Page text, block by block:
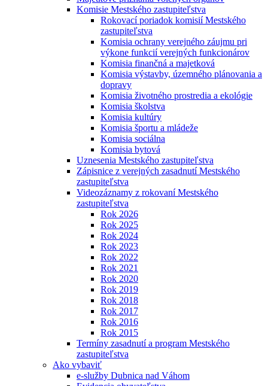
Komisie Mestského zastupiteľstva
Rokovací poriadok komisií Mestského
zastupiteľstva
Komisia ochrany verejného záujmu pri
výkone funkcií verejných funkcionárov
Komisia finančná a majetková
Komisia výstavby, územného plánovania a
dopravy
Komisia životného prostredia a ekológie
Komisia školstva
Komisia kultúry
Komisia športu a mládeže
Komisia sociálna
Komisia bytová
Uznesenia Mestského zastupiteľstva
Zápisnice z verejných zasadnutí Mestského
zastupiteľstva
Videozáznamy z rokovaní Mestského
zastupiteľstva
Rok 2026
Rok 2025
Rok 2024
Rok 2023
Rok 2022
Rok 2021
Rok 2020
Rok 2019
Rok 2018
Rok 2017
Rok 2016
Rok 2015
Termíny zasadnutí a program Mestského
zastupiteľstva
Ako vybaviť
e-služby Dubnica nad Váhom